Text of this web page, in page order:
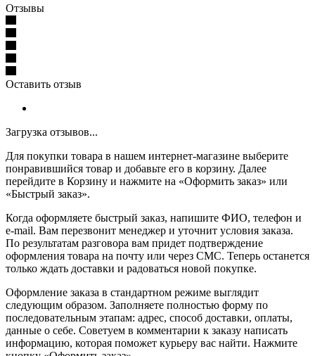
Отзывы
Оставить отзыв
Загрузка отзывов...
Для покупки товара в нашем интернет-магазине выберите
понравившийся товар и добавьте его в корзину. Далее
перейдите в Корзину и нажмите на «Оформить заказ» или
«Быстрый заказ».
Когда оформляете быстрый заказ, напишите ФИО, телефон и
e-mail. Вам перезвонит менеджер и уточнит условия заказа.
По результатам разговора вам придет подтверждение
оформления товара на почту или через СМС. Теперь останется
только ждать доставки и радоваться новой покупке.
Оформление заказа в стандартном режиме выглядит
следующим образом. Заполняете полностью форму по
последовательным этапам: адрес, способ доставки, оплаты,
данные о себе. Советуем в комментарии к заказу написать
информацию, которая поможет курьеру вас найти. Нажмите